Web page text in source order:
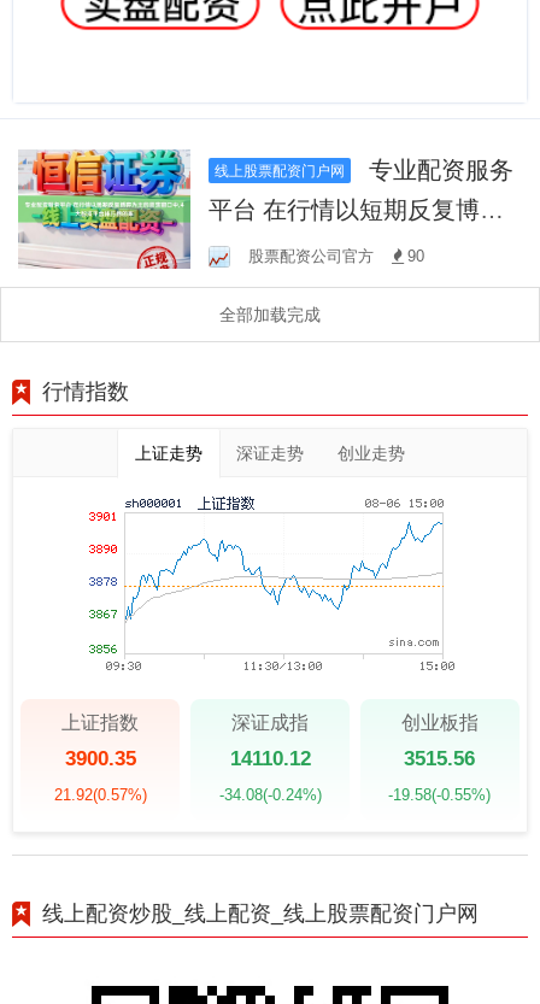
线上股票配资门户网
专业配资服务
平台 在行情以短期反复博弈
为主的震荡窗口中,4大配资平
台排行榜的账
股票配资公司官方 90
全部加载完成
行情指数
上证走势 深证走势 创业走势
上证指数
3900.35
21.92(0.57%)
深证成指
14110.12
-34.08(-0.24%)
创业板指
3515.56
-19.58(-0.55%)
线上配资炒股_线上配资_线上股票配资门户网